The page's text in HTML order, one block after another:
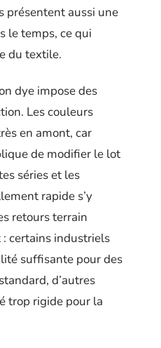
présentent aussi une
le temps, ce qui
du textile.
dye impose des
Les couleurs
en amont, car
de modifier le lot
séries et les
rapide s’y
retours terrain
certains industriels
suffisante pour des
d’autres
trop rigide pour la